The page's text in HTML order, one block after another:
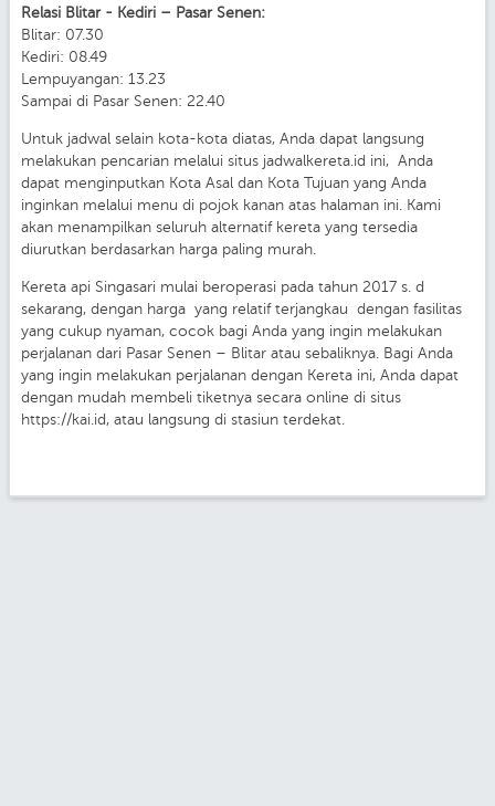
Relasi Blitar - Kediri – Pasar Senen:
Blitar: 07.30
Kediri: 08.49
Lempuyangan: 13.23
Sampai di Pasar Senen: 22.40
Untuk jadwal selain kota-kota diatas, Anda dapat langsung
melakukan pencarian melalui situs jadwalkereta.id ini, Anda
dapat menginputkan Kota Asal dan Kota Tujuan yang Anda
inginkan melalui menu di pojok kanan atas halaman ini. Kami
akan menampilkan seluruh alternatif kereta yang tersedia
diurutkan berdasarkan harga paling murah.
Kereta api Singasari mulai beroperasi pada tahun 2017 s. d
sekarang, dengan harga yang relatif terjangkau dengan fasilitas
yang cukup nyaman, cocok bagi Anda yang ingin melakukan
perjalanan dari Pasar Senen – Blitar atau sebaliknya. Bagi Anda
yang ingin melakukan perjalanan dengan Kereta ini, Anda dapat
dengan mudah membeli tiketnya secara online di situs
https://kai.id, atau langsung di stasiun terdekat.